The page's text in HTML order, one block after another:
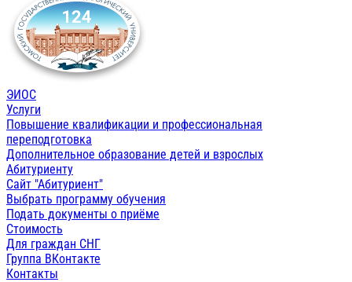
ЭИОС
Услуги
Повышение квалификации и профессиональная
переподготовка
Дополнительное образование детей и взрослых
Абитуриенту
Сайт "Абитуриент"
Выбрать программу обучения
Подать документы о приёме
Стоимость
Для граждан СНГ
Группа ВКонтакте
Контакты